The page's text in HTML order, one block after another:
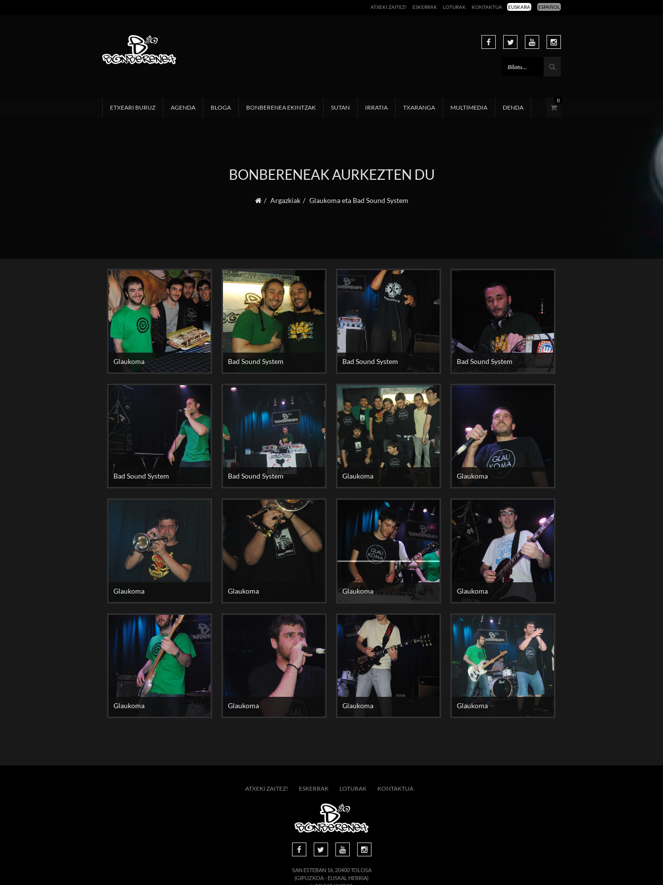
EUSKARA ESPAÑOL
ATXEKI ZAITEZ! ESKERRAK LOTURAK KONTAKTUA
ETXEARI BURUZ AGENDA BLOGA BONBERENEA EKINTZAK SUTAN IRRATIA TXARANGA MULTIMEDIA DENDA
0
BONBERENEAK AURKEZTEN DU
Argazkiak Glaukoma eta Bad Sound System
Glaukoma Bad Sound System Bad Sound System Bad Sound System
Bad Sound System Bad Sound System Glaukoma Glaukoma
Glaukoma Glaukoma Glaukoma Glaukoma
Glaukoma Glaukoma Glaukoma Glaukoma
ATXEKI ZAITEZ! ESKERRAK LOTURAK KONTAKTUA
SAN ESTEBAN 16, 20400 TOLOSA
(GIPUZKOA - EUSKAL HERRIA)